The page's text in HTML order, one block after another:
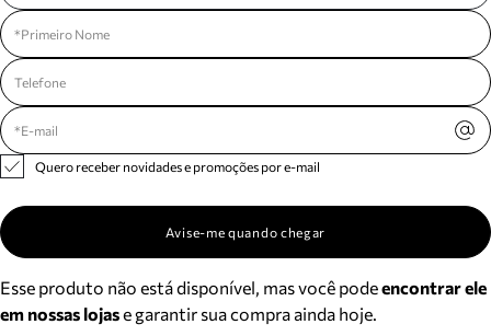
Quero receber novidades e promoções por e-mail
Avise-me quando chegar
Esse produto não está disponível, mas você podeencontrar ele
em nossas lojase garantir sua compra ainda hoje.